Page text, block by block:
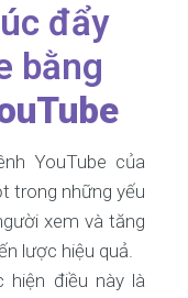
đẩy
bằng
YouTube của
trong những yếu
xem và tăng
lược hiệu quả.
hiện điều này là